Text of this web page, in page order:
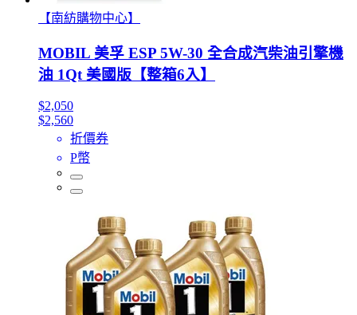
【南紡購物中心】
MOBIL 美孚 ESP 5W-30 全合成汽柴油引擎機
油 1Qt 美國版【整箱6入】
$2,050
$2,560
折價券
P幣